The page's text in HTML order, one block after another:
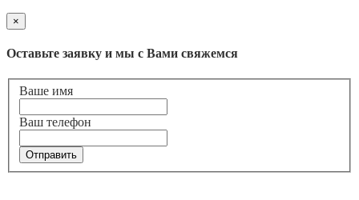
×
Оставьте заявку и мы с Вами свяжемся
Ваше имя
Ваш телефон
Отправить